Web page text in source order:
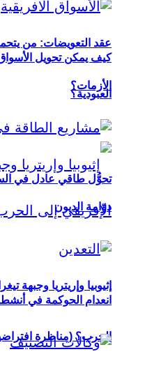
عقد التعويضات: من
العبودية؟
إثيوبيا وإريتريا وجبهة
الحرب؟ (مناظرة
كيف يمكن تحويل الأسواق
الأزمات؟
تحوُّل طاقي عادل في
دوّامة الديون
انعدام الحوكمة في